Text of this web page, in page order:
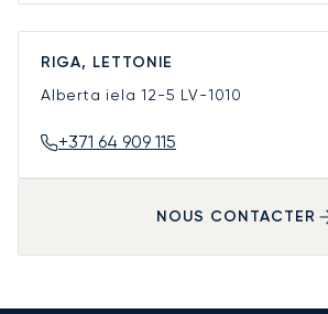
RIGA, LETTONIE
Alberta iela 12-5 LV-1010
+371 64 909 115
NOUS CONTACTER